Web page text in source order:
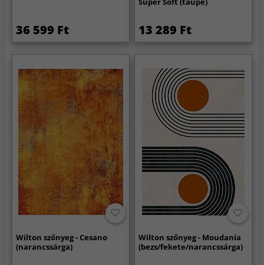
36 599 Ft 13 289 Ft
Wilton szőnyeg - Cesano
(narancssárga)
Wilton szőnyeg - Moudania
(bezs/fekete/narancssárga)